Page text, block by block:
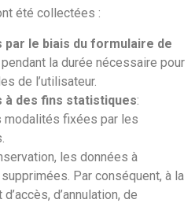
été collectées :
le biais du formulaire de
la durée nécessaire pour
de l’utilisateur.
à des fins statistiques:
fixées par les
les données à
Par conséquent, à la
d’annulation, de